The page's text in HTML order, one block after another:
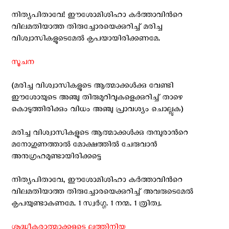
നിത്യപിതാവേ! ഈശോമിശിഹാ കര്‍ത്താവിന്‍റെ
വിലമതിയാത്ത തിരുച്ചോരയെക്കുറിച്ച് മരിച്ച
വിശ്വാസികളുടെമേല്‍ കൃപയായിരിക്കണമേ.
സൂചന
(മരിച്ച വിശ്വാസികളുടെ ആത്മാക്കള്‍ക്കു വേണ്ടി
ഈശോയുടെ അഞ്ചു തിരുമുറിവുകളെക്കുറിച്ച് താഴെ
കൊടുത്തിരിക്കും വിധം അഞ്ചു പ്രാവശ്യം ചൊല്ലുക)
മരിച്ച വിശ്വാസികളുടെ ആത്മാക്കള്‍ക്കു തമ്പുരാന്‍റെ
മനോഗുണത്താല്‍ മോക്ഷത്തില്‍ ചേരുവാൻ
അനുഗ്രഹമുണ്ടായിരിക്കട്ടെ
നിത്യപിതാവേ, ഈശോമിശിഹാ കര്‍ത്താവിന്‍റെ
വിലമതിയാത്ത തിരുച്ചോരയെക്കുറിച്ച് അവരുടെമേല്‍
കൃപയുണ്ടാകണമേ. 1 സ്വര്‍ഗ്ഗ. 1 നന്മ. 1 ത്രിത്വ.